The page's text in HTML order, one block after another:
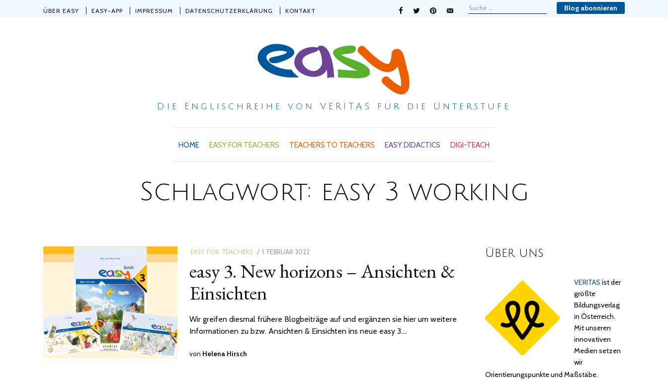
ÜBER EASY EASY-APP IMPRESSUM DATENSCHUTZERKLÄRUNG KONTAKT Blog abonnieren
Die Englischreihe von VERITAS für die Unterstufe
HOME EASY FOR TEACHERS TEACHERS TO TEACHERS EASY DIDACTICS DIGI-TEACH
Schlagwort: easy 3 working
EASY FOR TEACHERS
POSTED
1. FEBRUAR 2022
2022
easy 3. New horizons – Ansichten &
Einsichten
Wir greifen diesmal frühere Blogbeiträge auf und ergänzen sie hier um weitere
Informationen zu bzw. Ansichten & Einsichten ins neue easy 3.…
von Helena Hirsch
Über uns
VERITAS ist der
größte
Bildungsverlag
in Österreich.
Mit unseren
innovativen
Medien setzen
wir
Orientierungspunkte und Maßstäbe.